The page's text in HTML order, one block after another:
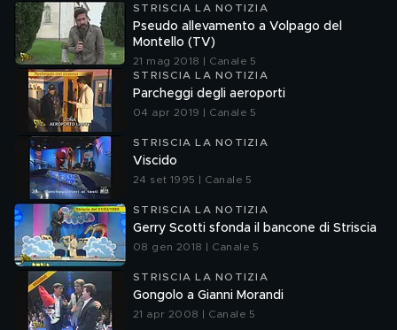
STRISCIA LA NOTIZIA
Pseudo allevamento a Volpago del
Montello (TV)
21 mag 2018 | Canale 5
STRISCIA LA NOTIZIA
Parcheggi degli aeroporti
04 apr 2019 | Canale 5
STRISCIA LA NOTIZIA
Viscido
24 set 1995 | Canale 5
STRISCIA LA NOTIZIA
Gerry Scotti sfonda il bancone di Striscia
08 gen 2018 | Canale 5
STRISCIA LA NOTIZIA
Gongolo a Gianni Morandi
21 apr 2008 | Canale 5